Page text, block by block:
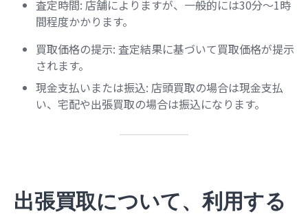
査定時間: 店舗によりますが、一般的には30分〜1時
間程度かかります。
買取価格の提示: 査定結果に基づいて買取価格が提示
されます。
現金支払いまたは振込: 店頭買取の場合は現金支払
い、宅配や出張買取の場合は振込になります。
出張買取について、利用する